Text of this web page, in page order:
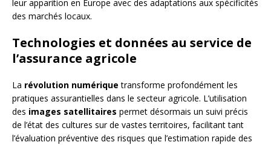
leur apparition en Europe avec des adaptations aux spécificités
des marchés locaux.
Technologies et données au service de
l’assurance agricole
La révolution numérique transforme profondément les
pratiques assurantielles dans le secteur agricole. L’utilisation
des images satellitaires permet désormais un suivi précis
de l’état des cultures sur de vastes territoires, facilitant tant
l’évaluation préventive des risques que l’estimation rapide des